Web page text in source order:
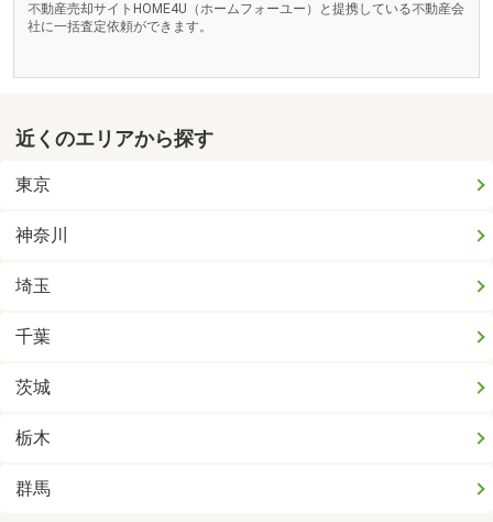
不動産売却サイトHOME4U（ホームフォーユー）と提携している不動産会
社に一括査定依頼ができます。
近くのエリアから探す
東京
神奈川
埼玉
千葉
茨城
栃木
群馬